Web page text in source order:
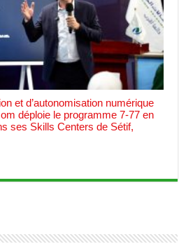
et d’autonomisation numérique
déploie le programme 7-77 en
ses Skills Centers de Sétif,